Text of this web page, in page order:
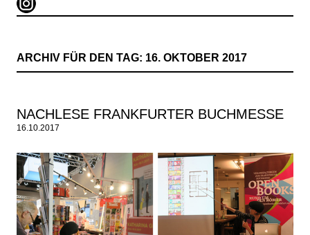
ARCHIV FÜR DEN TAG: 16. OKTOBER 2017
NACHLESE FRANKFURTER BUCHMESSE
16.10.2017